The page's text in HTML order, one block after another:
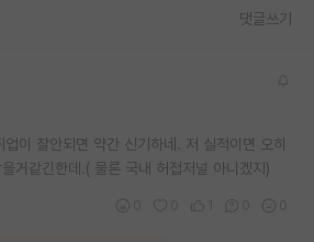
댓글쓰기
이 잘안되면 약간 신기하네. 저 실적이면 오히
거같긴한데.( 물론 국내 허접저널 아니겠지)